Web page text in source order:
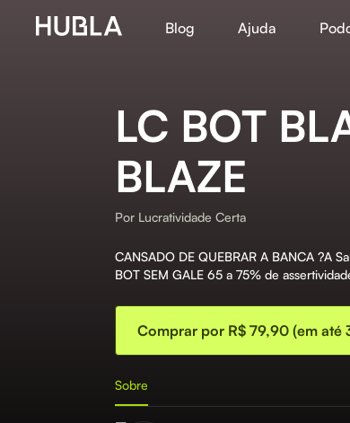
Blog Ajuda
LC BOT
BLAZE
Por Lucratividade Certa
CANSADO DE QUEBRAR A BANCA ?​ A
BOT SEM GALE 65 a 75% de
Comprar por R$ 79,90 (em até
Sobre